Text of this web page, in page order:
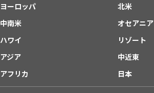
ヨーロッパ
北米
中南米
オセアニア
ハワイ
リゾート
アジア
中近東
アフリカ
日本